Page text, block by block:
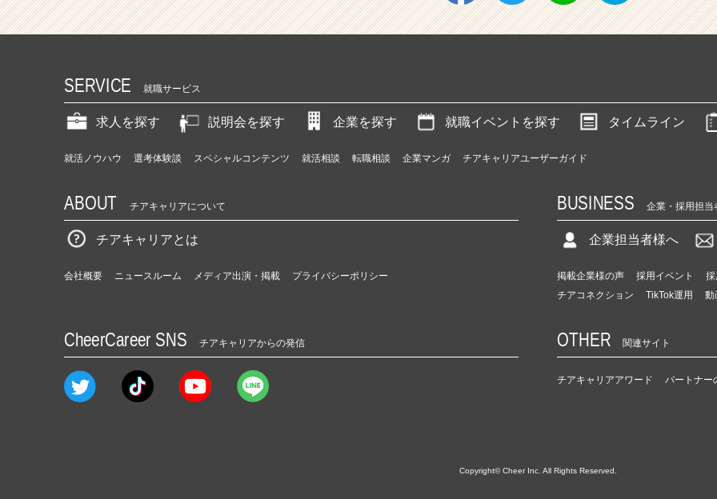
SERVICE 就職サービス
求人を探す 説明会を探す 企業を探す 就職イベントを探す タイムライン
就活ノウハウ 選考体験談 スペシャルコンテンツ 就活相談 転職相談 企業マンガ チアキャリアユーザーガイド
ABOUT チアキャリアについて
チアキャリアとは
会社概要 ニュースルーム メディア出演・掲載 プライバシーポリシー
BUSINESS 企業・採用担当
企業担当者様へ
掲載企業様の声 採用イベント
チアコネクション
TikTok運用 動
CheerCareer SNS チアキャリアからの発信 OTHER 関連サイト
チアキャリアアワード パートナー
Copyright© Cheer Inc. All Rights Reserved.